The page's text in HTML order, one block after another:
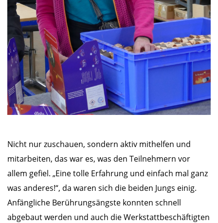
Nicht nur zuschauen, sondern aktiv mithelfen und
mitarbeiten, das war es, was den Teilnehmern vor
allem gefiel. „Eine tolle Erfahrung und einfach mal ganz
was anderes!“, da waren sich die beiden Jungs einig.
Anfängliche Berührungsängste konnten schnell
abgebaut werden und auch die Werkstattbeschäftigten